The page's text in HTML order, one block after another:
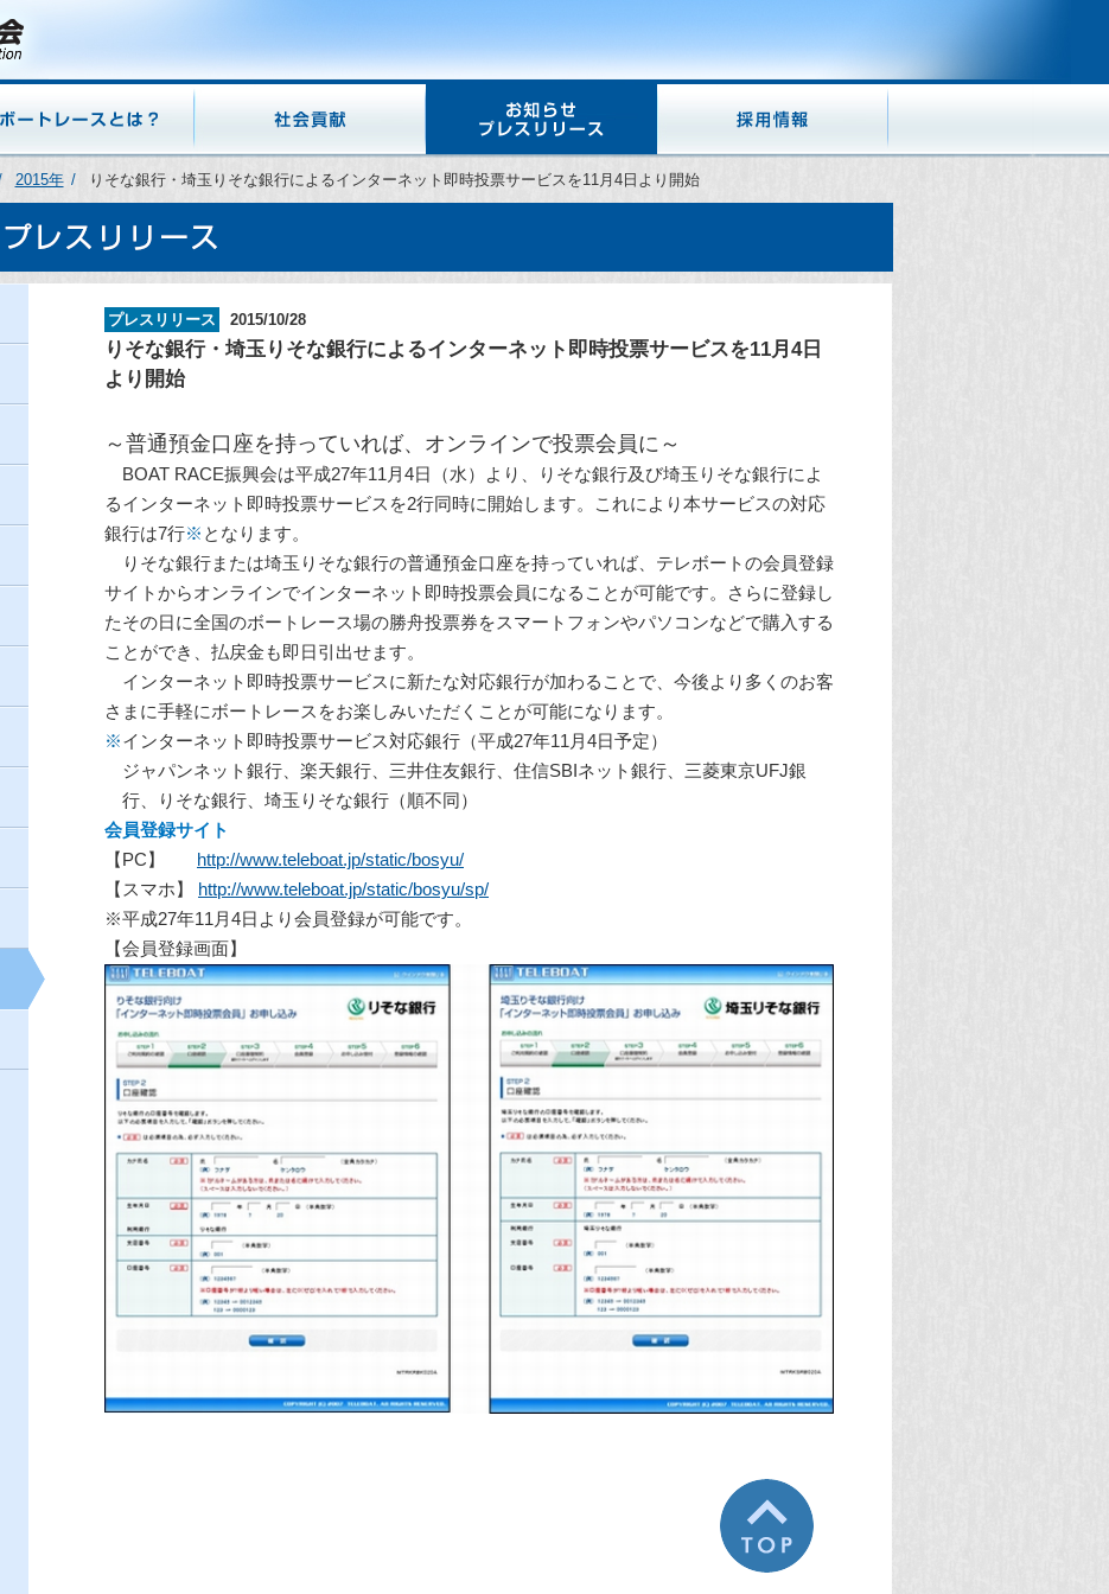
2015年 りそな銀行・埼玉りそな銀行によるインターネット即時投票サービスを11月4日より開始
プレスリリース 2015/10/28
りそな銀行・埼玉りそな銀行によるインターネット即時投票サービスを11月4日
より開始
～普通預金口座を持っていれば、オンラインで投票会員に～
BOAT RACE振興会は平成27年11月4日（水）より、りそな銀行及び埼玉りそな銀行によ
るインターネット即時投票サービスを2行同時に開始します。これにより本サービスの対応
銀行は7行※ となります。
りそな銀行または埼玉りそな銀行の普通預金口座を持っていれば、テレボートの会員登録
サイトからオンラインでインターネット即時投票会員になることが可能です。さらに登録し
たその日に全国のボートレース場の勝舟投票券をスマートフォンやパソコンなどで購入する
ことができ、払戻金も即日引出せます。
インターネット即時投票サービスに新たな対応銀行が加わることで、今後より多くのお客
さまに手軽にボートレースをお楽しみいただくことが可能になります。
※インターネット即時投票サービス対応銀行（平成27年11月4日予定）
ジャパンネット銀行、楽天銀行、三井住友銀行、住信SBIネット銀行、三菱東京UFJ銀
行、りそな銀行、埼玉りそな銀行（順不同）
会員登録サイト
【PC】
http://www.teleboat.jp/static/bosyu/
【スマホ】
http://www.teleboat.jp/static/bosyu/sp/
※平成27年11月4日より会員登録が可能です。
【会員登録画面】